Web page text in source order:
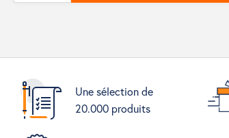
Une sélection de
20.000 produits